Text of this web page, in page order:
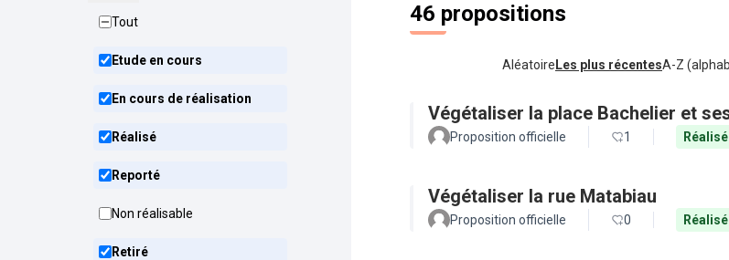
Tout
Etude en cours
En cours de réalisation
Réalisé
Reporté
Non réalisable
Retiré
46 propositions
Aléatoire Les plus récentesA-Z
Végétaliser la place Bachelier et
Proposition officielle 1 Réalisé
Végétaliser la rue Matabiau
Proposition officielle 0 Réalisé